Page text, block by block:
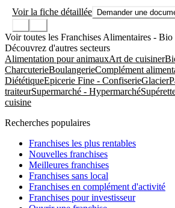
Voir la fiche détaillée Demander une
Voir toutes les Franchises Alimentaires - Bio
Découvrez d'autres secteurs
Alimentation pour animauxArt de cuisiner
CharcuterieBoulangerieComplément
DiététiqueEpicerie Fine - ConfiserieGlacier
traiteurSupermarché - Hypermarché
cuisine
Recherches populaires
Franchises les plus rentables
Nouvelles franchises
Meilleures franchises
Franchises sans local
Franchises en complément d'activité
Franchises pour investisseur